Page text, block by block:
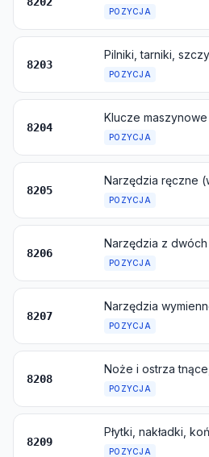
POZYCJA
8203
POZYCJA
8204
POZYCJA
8205
POZYCJA
8206
POZYCJA
8207
POZYCJA
8208
POZYCJA
8209
POZYCJA